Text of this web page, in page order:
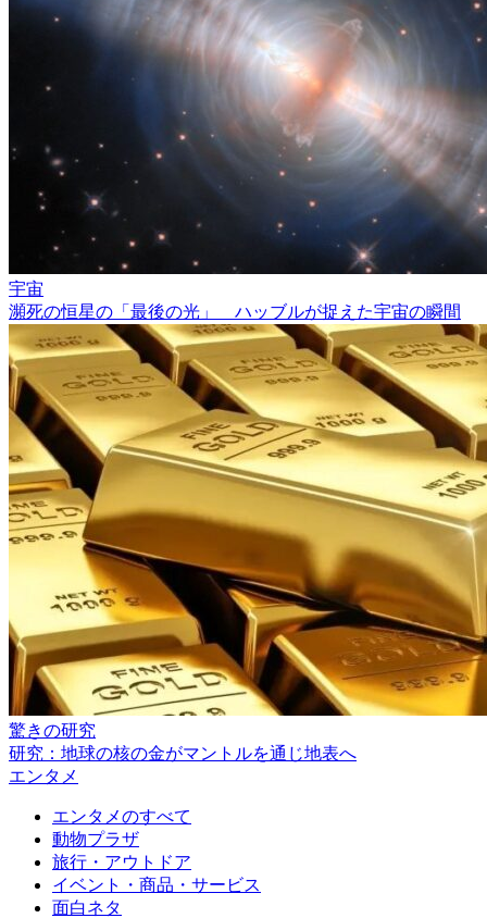
宇宙
瀕死の恒星の「最後の光」 ハッブルが捉えた宇宙の瞬間
驚きの研究
研究：地球の核の金がマントルを通じ地表へ
エンタメ
エンタメのすべて
動物プラザ
旅行・アウトドア
イベント・商品・サービス
面白ネタ